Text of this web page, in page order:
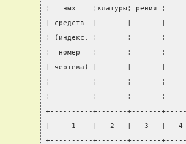
¦   ных    ¦клатуры¦
¦ средств  ¦       ¦
¦ (индекс, ¦       ¦       ¦
¦  номер   ¦       ¦
¦ чертежа) ¦       ¦       ¦
¦          ¦       ¦       ¦        ¦при-
¦          ¦       ¦       ¦
+----------+-------+-------
¦     1    ¦   2   ¦   3   ¦   4
+----------+-------+-------